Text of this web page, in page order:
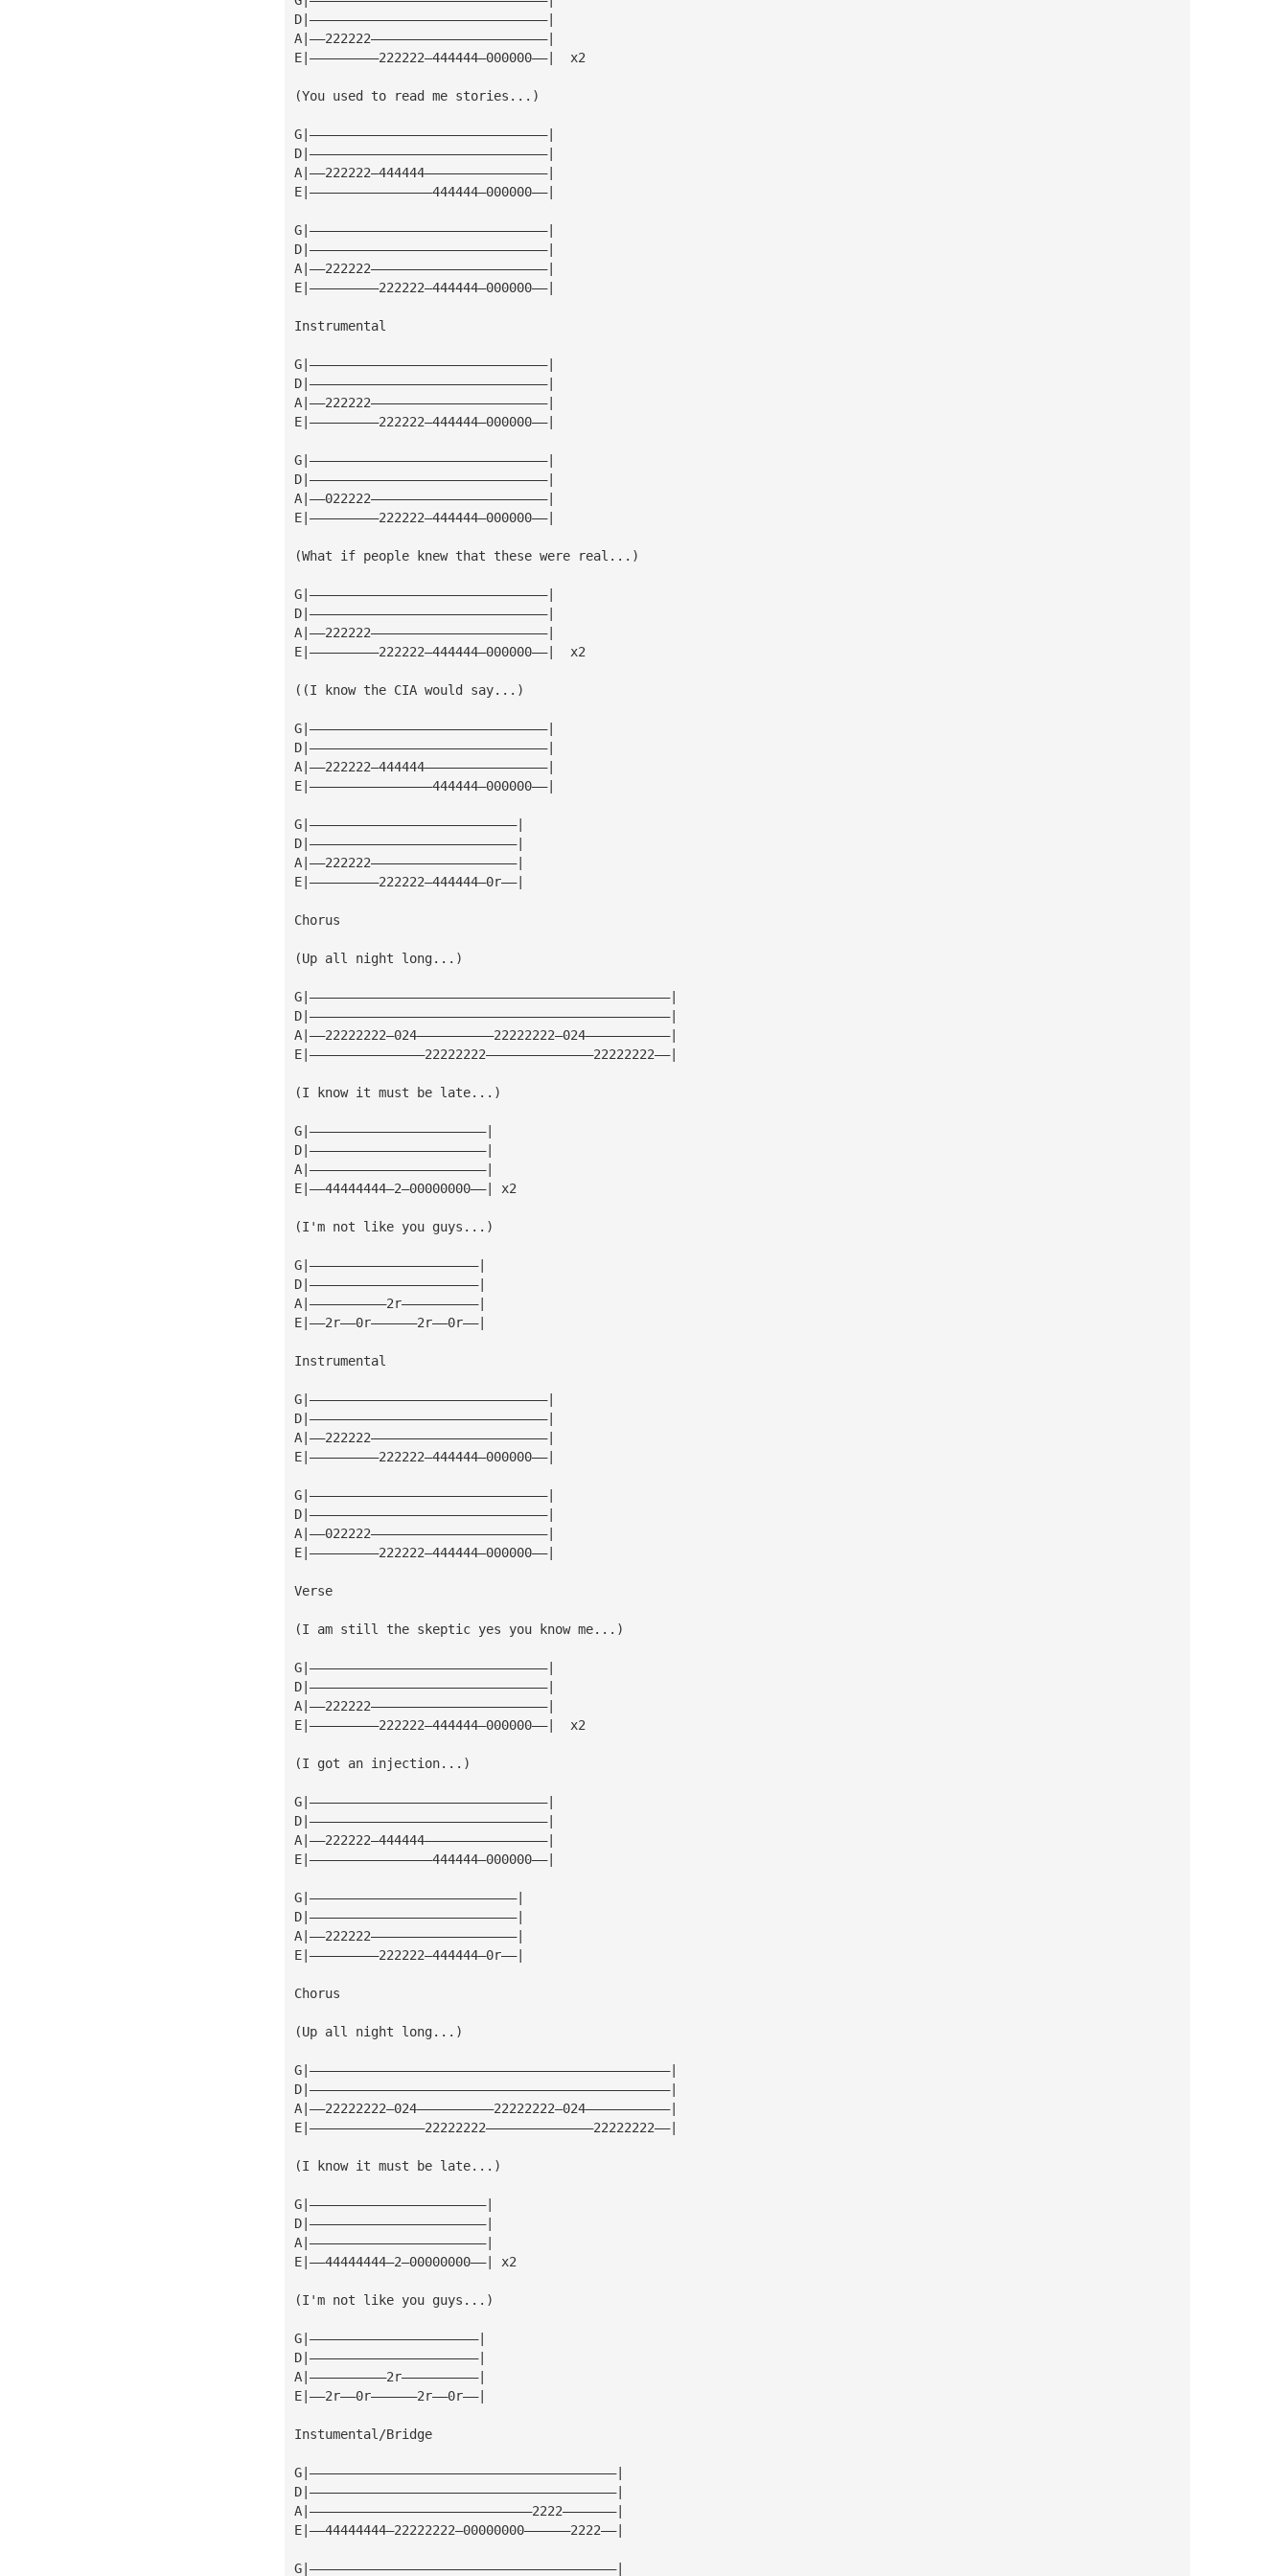
D|———————————————————————————————|
A|——222222———————————————————————|
E|—————————222222—444444—000000——|  x2
(You used to read me stories...)
G|———————————————————————————————|
D|———————————————————————————————|
A|——222222—444444————————————————|
E|————————————————444444—000000——|
G|———————————————————————————————|
D|———————————————————————————————|
A|——222222———————————————————————|
E|—————————222222—444444—000000——|
Instrumental
G|———————————————————————————————|
D|———————————————————————————————|
A|——222222———————————————————————|
E|—————————222222—444444—000000——|
G|———————————————————————————————|
D|———————————————————————————————|
A|——022222———————————————————————|
E|—————————222222—444444—000000——|
(What if people knew that these were real...)
G|———————————————————————————————|
D|———————————————————————————————|
A|——222222———————————————————————|
E|—————————222222—444444—000000——|  x2
((I know the CIA would say...)
G|———————————————————————————————|
D|———————————————————————————————|
A|——222222—444444————————————————|
E|————————————————444444—000000——|
G|———————————————————————————|
D|———————————————————————————|
A|——222222———————————————————|
E|—————————222222—444444—0r——|
Chorus
(Up all night long...)
G|———————————————————————————————————————————————|
D|———————————————————————————————————————————————|
A|——22222222—024——————————22222222—024———————————|
E|———————————————22222222——————————————22222222——|
(I know it must be late...)
G|———————————————————————|
D|———————————————————————|
A|———————————————————————|
E|——44444444—2—00000000——| x2
(I'm not like you guys...)
G|——————————————————————|
D|——————————————————————|
A|——————————2r——————————|
E|——2r——0r——————2r——0r——|
Instrumental
G|———————————————————————————————|
D|———————————————————————————————|
A|——222222———————————————————————|
E|—————————222222—444444—000000——|
G|———————————————————————————————|
D|———————————————————————————————|
A|——022222———————————————————————|
E|—————————222222—444444—000000——|
Verse
(I am still the skeptic yes you know me...)
G|———————————————————————————————|
D|———————————————————————————————|
A|——222222———————————————————————|
E|—————————222222—444444—000000——|  x2
(I got an injection...)
G|———————————————————————————————|
D|———————————————————————————————|
A|——222222—444444————————————————|
E|————————————————444444—000000——|
G|———————————————————————————|
D|———————————————————————————|
A|——222222———————————————————|
E|—————————222222—444444—0r——|
Chorus
(Up all night long...)
G|———————————————————————————————————————————————|
D|———————————————————————————————————————————————|
A|——22222222—024——————————22222222—024———————————|
E|———————————————22222222——————————————22222222——|
(I know it must be late...)
G|———————————————————————|
D|———————————————————————|
A|———————————————————————|
E|——44444444—2—00000000——| x2
(I'm not like you guys...)
G|——————————————————————|
D|——————————————————————|
A|——————————2r——————————|
E|——2r——0r——————2r——0r——|
Instumental/Bridge
G|————————————————————————————————————————|
D|————————————————————————————————————————|
A|—————————————————————————————2222———————|
E|——44444444—22222222—00000000——————2222——|
G|————————————————————————————————————————|